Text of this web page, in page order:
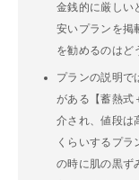
金銭的に厳しい
安いプランを掲
を勧めるのはど
プランの説明で
がある【蓄熱式
介され、値段は
くらいするプ
の時に肌の黒ず